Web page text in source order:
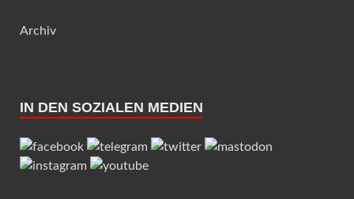
Archiv
IN DEN SOZIALEN MEDIEN